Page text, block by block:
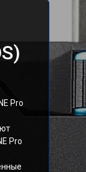
Pro
Pro